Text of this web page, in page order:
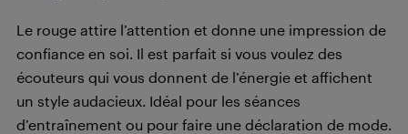
Le rouge attire l’attention et donne une impression de
confiance en soi. Il est parfait si vous voulez des
écouteurs qui vous donnent de l’énergie et affichent
un style audacieux. Idéal pour les séances
d’entraînement ou pour faire une déclaration de mode.